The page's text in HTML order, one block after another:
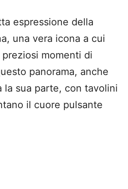
espressione della
una vera icona a cui
momenti di
panorama, anche
la sua parte, con tavolini
il cuore pulsante